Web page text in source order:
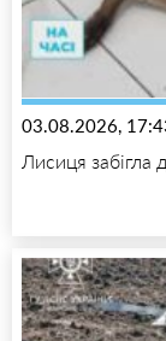
03.08.2026,
Лисиця забігла